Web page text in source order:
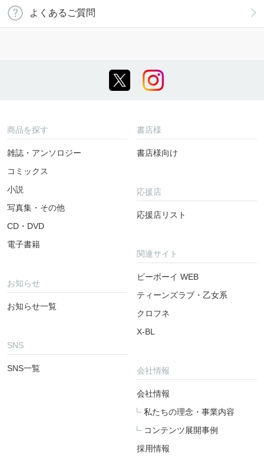
よくあるご質問
商品を探す
雑誌・アンソロジー
コミックス
小説
写真集・その他
CD・DVD
電子書籍
お知らせ
お知らせ一覧
SNS
SNS一覧
書店様
書店様向け
応援店
応援店リスト
関連サイト
ビーボーイ WEB
ティーンズラブ・乙女系
クロフネ
X-BL
会社情報
会社情報
私たちの理念・事業内容
コンテンツ展開事例
採用情報